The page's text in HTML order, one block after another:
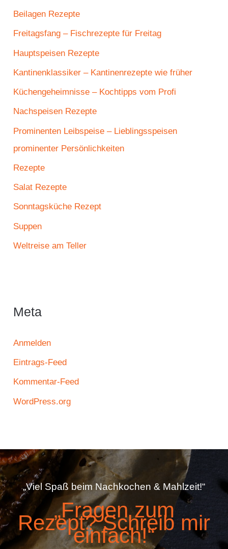
Beilagen Rezepte
Freitagsfang – Fischrezepte für Freitag
Hauptspeisen Rezepte
Kantinenklassiker – Kantinenrezepte wie früher
Küchengeheimnisse – Kochtipps vom Profi
Nachspeisen Rezepte
Prominenten Leibspeise – Lieblingsspeisen
prominenter Persönlichkeiten
Rezepte
Salat Rezepte
Sonntagsküche Rezept
Suppen
Weltreise am Teller
Meta
Anmelden
Eintrags-Feed
Kommentar-Feed
WordPress.org
„Viel Spaß beim Nachkochen & Mahlzeit!“
„Fragen zum
Rezept? Schreib mir
einfach!“